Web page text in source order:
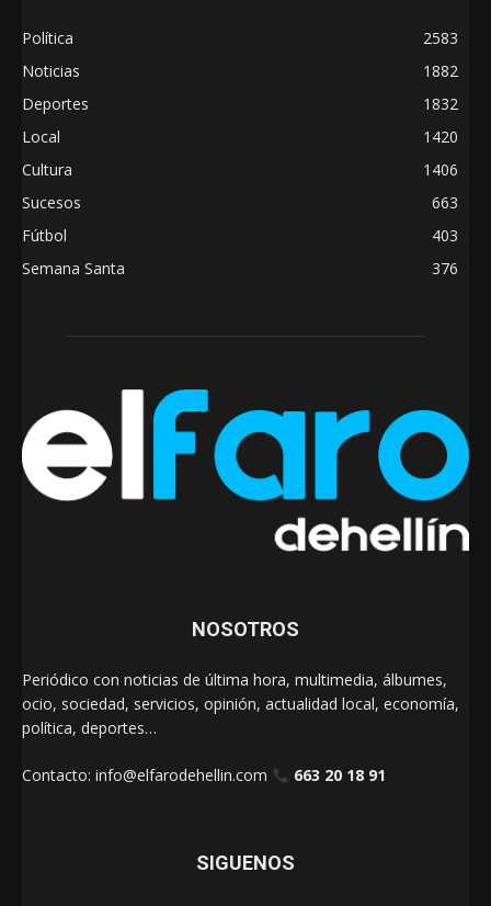
Política
2583
Noticias
1882
Deportes
1832
Local
1420
Cultura
1406
Sucesos
663
Fútbol
403
Semana Santa
376
NOSOTROS
Periódico con noticias de última hora, multimedia, álbumes,
ocio, sociedad, servicios, opinión, actualidad local, economía,
política, deportes…
Contacto: info@elfarodehellin.com 663 20 18 91
SIGUENOS